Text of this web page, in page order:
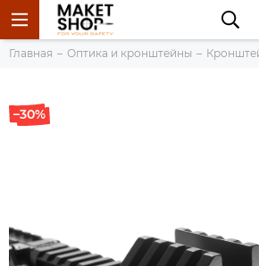
Главная Оптика и кронштейны
–30%